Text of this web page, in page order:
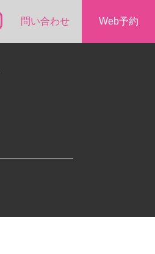
問い合わせ Web予約